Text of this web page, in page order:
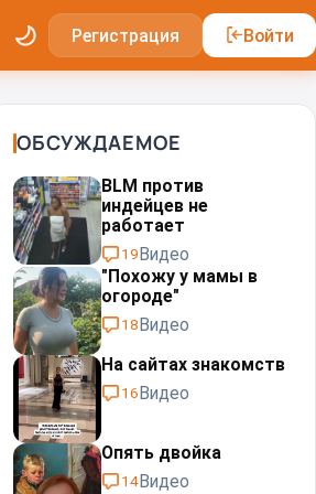
Регистрация Войти
ОБСУЖДАЕМОЕ
BLM против
индейцев не
работает
19Видео
"Похожу у мамы в
огороде"
18Видео
На сайтах знакомств
16Видео
Опять двойка
14Видео